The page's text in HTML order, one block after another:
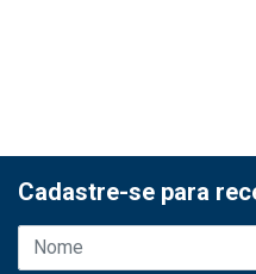
Cadastre-se para